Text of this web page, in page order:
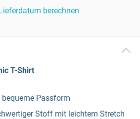
berechnen
T-Shirt
Passform
Stoff mit leichtem Stretch